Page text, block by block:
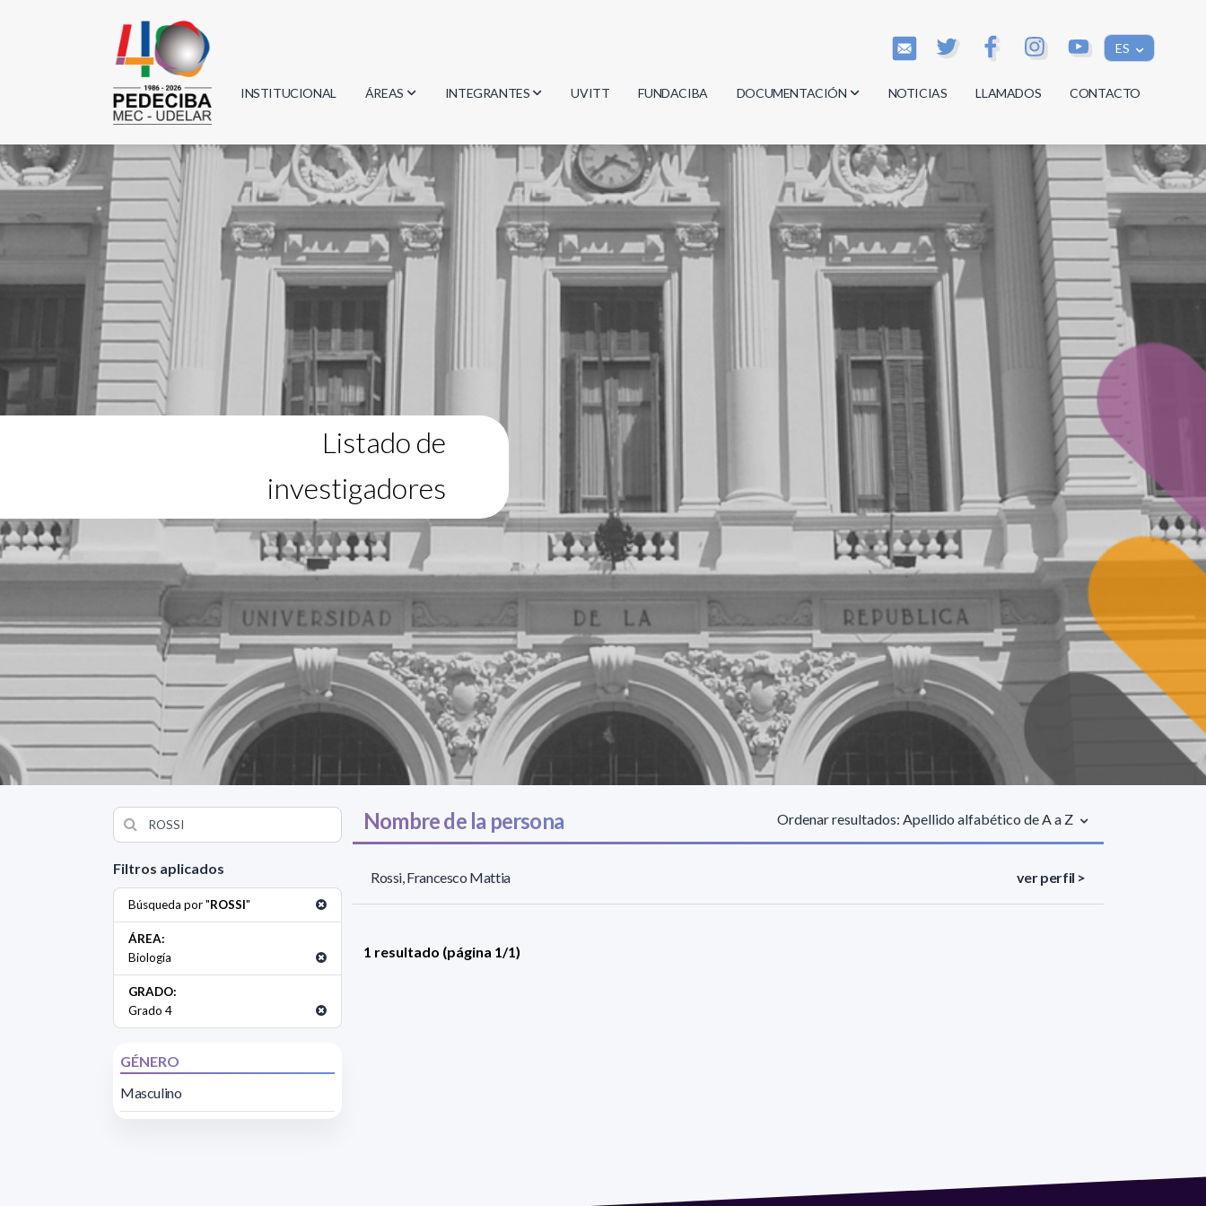
ES
INSTITUCIONAL ÁREAS
Biología
Física
Geociencias
Informática
Matemática
INTEGRANTES
Investigadores
Estudiantes
Egresados
UVITT FUNDACIBA DOCUMENTACIÓN
Actas
Reglamentos
Documentos
NOTICIAS LLAMADOS CONTACTO
Listado de
investigadores
Filtros aplicados
Búsqueda por "ROSSI"
ÁREA:
Biología
GRADO:
Grado 4
GÉNERO
Masculino
Nombre de la persona Ordenar resultados: Apellido alfabético de A a Z
Rossi, Francesco Mattia ver perfil >
1 resultado (página 1/1)